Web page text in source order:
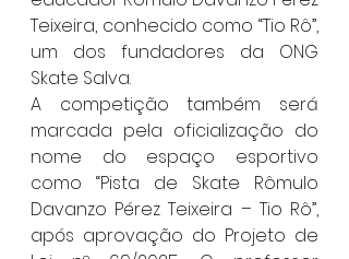
Teixeira, conhecido como “Tio Rô”,
um dos fundadores da ONG
Skate Salva.
A competição também será
marcada pela oficialização do
nome do espaço esportivo
como “Pista de Skate Rômulo
Davanzo Pérez Teixeira – Tio Rô”,
após aprovação do Projeto de